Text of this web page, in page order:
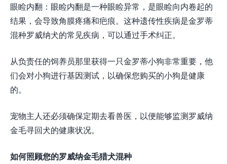
眼睑内翻：眼睑内翻是一种眼睑异常，是眼睑向内卷起的
结果，会导致角膜疼痛和疤痕。这种遗传性疾病是金罗蒂
混种罗威纳犬的常见疾病，可以通过手术纠正。
从负责任的饲养员那里获得一只金罗蒂小狗非常重要，他
们会对小狗进行基因测试，以确保您购买的小狗是健康
的。
宠物主人还必须确保定期去看兽医，以便能够监测罗威纳
金毛寻回犬的健康状况。
如何照顾您的罗威纳金毛猎犬混种